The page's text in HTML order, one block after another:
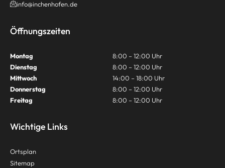
info@inchenhofen.de
Öffnungszeiten
Montag
8:00 – 12:00 Uhr
Dienstag
8:00 – 12:00 Uhr
Mittwoch
14:00 – 18:00 Uhr
Donnerstag
8:00 – 12:00 Uhr
Freitag
8:00 – 12:00 Uhr
Wichtige Links
Ortsplan
Sitemap